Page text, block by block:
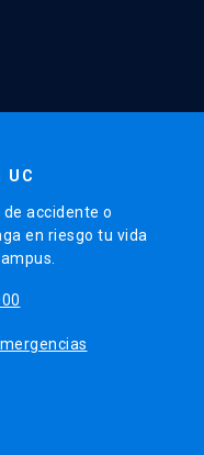
UC
accidente o
en riesgo tu vida